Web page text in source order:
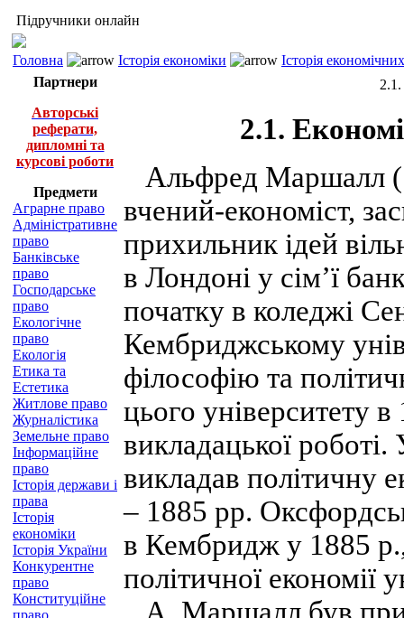
Підручники онлайн
Головна Історія економіки
Історія
Партнери
Авторські
реферати,
дипломні та
курсові роботи
Предмети
Аграрне право
Адміністративне
право
Банківське
право
Господарське
право
Екологічне
право
Екологія
Етика та
Естетика
Житлове право
Журналістика
Земельне право
Інформаційне
право
Історія держави і
права
Історія
економіки
Історія України
Конкурентне
право
Конституційне
право
2.1.
Альфред Маршалл
вчений-економіст,
прихильник ідей
в Лондоні у сім’ї
початку в коледжі
Кембриджському
філософію та
цього університету
викладацької
викладав політичну
– 1885 рр.
в Кембридж у 1885
політичної економії